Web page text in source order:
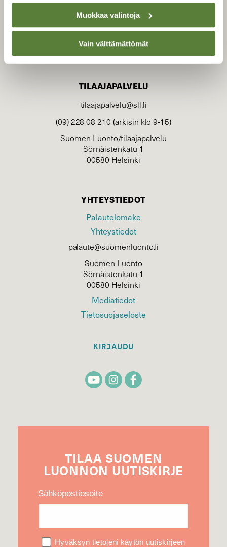
Muokkaa valintoja
Vain välttämättömät
TILAAJAPALVELU
tilaajapalvelu@sll.fi
(09) 228 08 210 (arkisin klo 9-15)
Suomen Luonto/tilaajapalvelu
Sörnäistenkatu 1
00580 Helsinki
YHTEYSTIEDOT
Palautelomake
Yhteystiedot
palaute@suomenluonto.fi
Suomen Luonto
Sörnäistenkatu 1
00580 Helsinki
Mediatiedot
Tietosuojaseloste
KIRJAUDU
TILAA SUOMEN
LUONNON UUTIS­KIRJE
Sähköpostiosoite
Hyväksyn tietojeni käytön uutiskirjeen